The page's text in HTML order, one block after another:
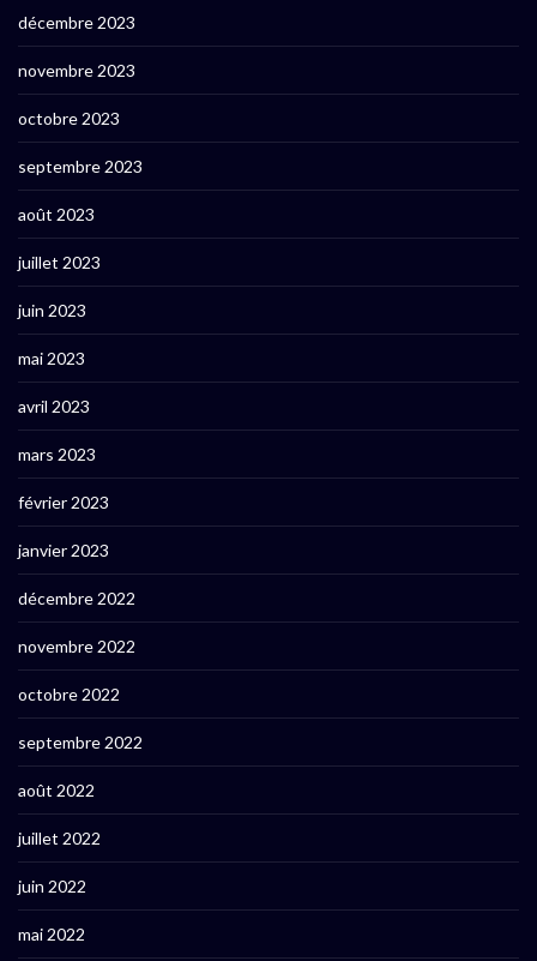
décembre 2023
novembre 2023
octobre 2023
septembre 2023
août 2023
juillet 2023
juin 2023
mai 2023
avril 2023
mars 2023
février 2023
janvier 2023
décembre 2022
novembre 2022
octobre 2022
septembre 2022
août 2022
juillet 2022
juin 2022
mai 2022